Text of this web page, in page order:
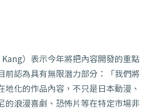
）表示今年將把內容開發的重點
前認為具有無限潛力部分：「我們將
地化的作品內容，不只是日本動漫、
的浪漫喜劇、恐怖片等在特定市場非